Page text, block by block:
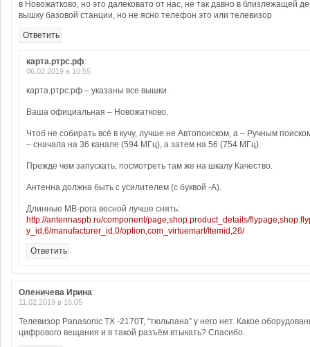
в Новожатково, но это далековато от нас, не так давно в близлежащей
вышку базовой станции, но не ясно телефон это или телевизор
Ответить
карта.ртрс.рф:
06.02.2019 в 10:55
карта.ртрс.рф – указаны все вышки.
Ваша официальная – Новожатково.
Чтоб не собирать всё в кучу, лучше не Автопоиском, а – Ручным
– сначала на 36 канале (594 МГц), а затем на 56 (754 МГц).
Прежде чем запускать, посмотреть там же на шкалу Качество.
Антенна должна быть с усилителем (с буквой -А).
Длинные МВ-рога весной лучше снять:
http://antennaspb.ru/component/page,shop.product_details/
y_id,6/manufacturer_id,0/option,com_virtuemart/Itemid,26/
Ответить
Оленичева Ирина:
11.02.2019 в 16:05
Телевизор Panasonic TX -2170T, “тюльпана” у него нет. Какое
цифрового вещания и в такой разъём втыкать? Спасибо.